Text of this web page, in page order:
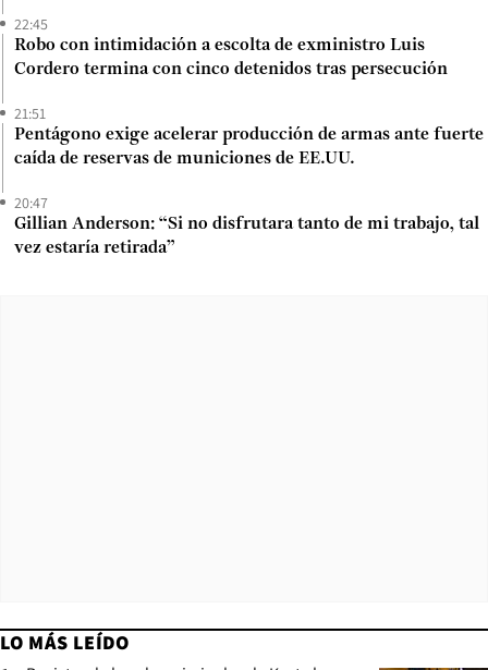
22:45
Robo con intimidación a escolta de exministro Luis
Cordero termina con cinco detenidos tras persecución
21:51
Pentágono exige acelerar producción de armas ante fuerte
caída de reservas de municiones de EE.UU.
20:47
Gillian Anderson: “Si no disfrutara tanto de mi trabajo, tal
vez estaría retirada”
LO MÁS LEÍDO